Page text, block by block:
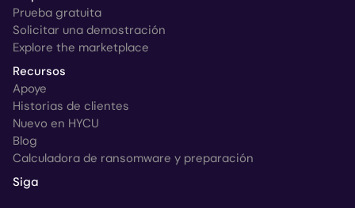
Prueba gratuita
Solicitar una demostración
Explore the marketplace
Recursos
Apoye
Historias de clientes
Nuevo en HYCU
Blog
Calculadora de ransomware y preparación
Siga